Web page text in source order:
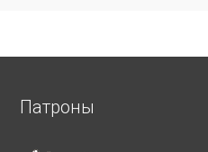
Патроны